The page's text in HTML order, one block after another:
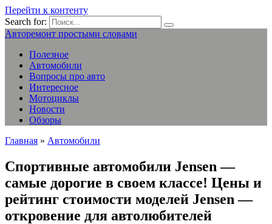
Перейти к контенту
Search for:
Авторемонт простыми словами
Полезное
Автомобили
Вопросы про авто
Интересное
Мотоциклы
Новости
Обзоры
Главная » Автомобили
Спортивные автомобили Jensen —
самые дорогие в своем классе! Цены и
рейтинг стоимости моделей Jensen —
откровение для автолюбителей